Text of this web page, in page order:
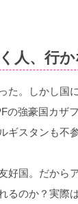
人、行
た。しかし国
の強豪国カザ
ギスタンも不
好国。だから
るのか？実際